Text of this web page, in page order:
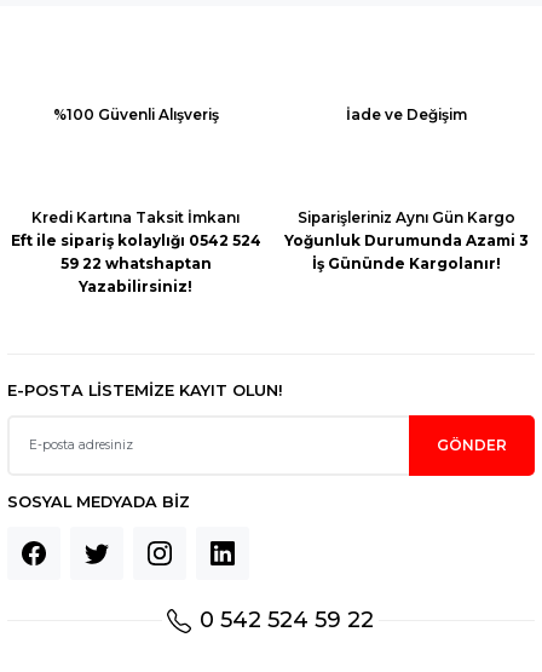
%100 Güvenli Alışveriş İade ve Değişim
Kredi Kartına Taksit İmkanı
Eft ile sipariş kolaylığı 0542 524
59 22 whatshaptan
Yazabilirsiniz!
Siparişleriniz Aynı Gün Kargo
Yoğunluk Durumunda Azami 3
İş Gününde Kargolanır!
E-POSTA LİSTEMİZE KAYIT OLUN!
GÖNDER
SOSYAL MEDYADA BİZ
0 542 524 59 22